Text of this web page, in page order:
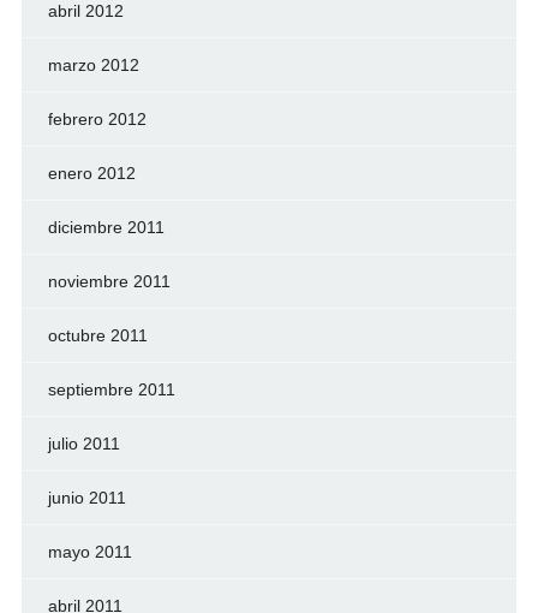
abril 2012
marzo 2012
febrero 2012
enero 2012
diciembre 2011
noviembre 2011
octubre 2011
septiembre 2011
julio 2011
junio 2011
mayo 2011
abril 2011